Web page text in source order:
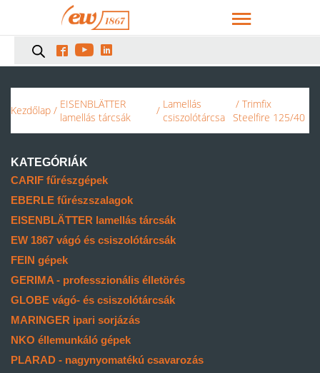
  
Kezdőlap / EISENBLÄTTER
lamellás tárcsák
/ Lamellás
csiszolótárcsa
/ Trimfix
Steelfire 125/40
KATEGÓRIÁK
CARIF fűrészgépek
EBERLE fűrészszalagok
EISENBLÄTTER lamellás tárcsák
EW 1867 vágó és csiszolótárcsák
FEIN gépek
GERIMA - professzionális élletörés
GLOBE vágó- és csiszolótárcsák
MARINGER ipari sorjázás
NKO éllemunkáló gépek
PLARAD - nagynyomatékú csavarozás